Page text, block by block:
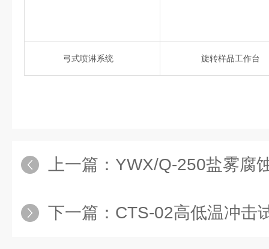
弓式喷淋系统 旋转样品工作台
上一篇： YWX/Q-250盐雾腐
下一篇： CTS-02高低温冲击